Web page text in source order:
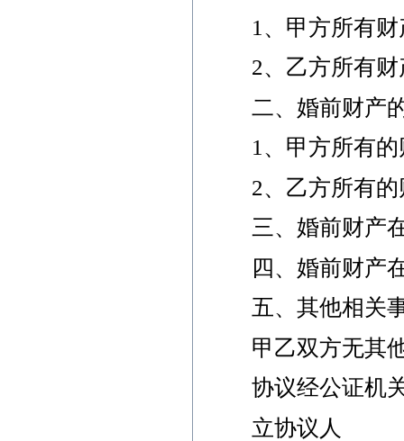
1、甲方所有财
2、乙方所有财
二、婚前财产的
1、甲方所有的
2、乙方所有的
三、婚前财产在
四、婚前财产在
五、其他相关
甲乙双方无其他
协议经公证机关
立协议人